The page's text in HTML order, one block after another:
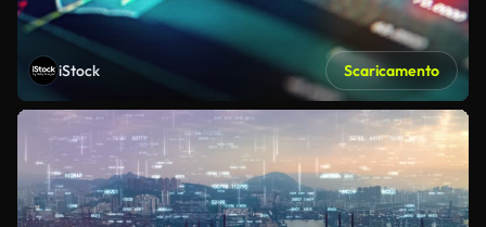
iStock Scaricamento